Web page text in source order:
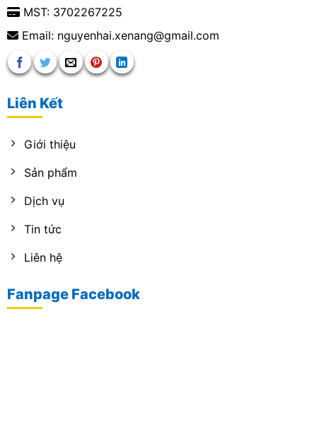
MST: 3702267225
Email: nguyenhai.xenang@gmail.com
Liên Kết
Giới thiệu
Sản phẩm
Dịch vụ
Tin tức
Liên hệ
Fanpage Facebook